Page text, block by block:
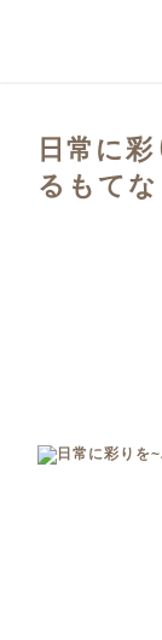
日常に
るもて